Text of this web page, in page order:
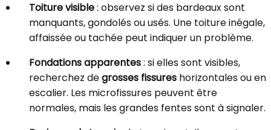
Toiture visible: observez si des bardeaux sont
manquants, gondolés ou usés. Une toiture inégale,
affaissée ou tachée peut indiquer un problème.
Fondations apparentes: si elles sont visibles,
recherchez degrosses fissures horizontales ou en
escalier. Les microfissures peuvent être
normales, mais les grandes fentes sont à signaler.